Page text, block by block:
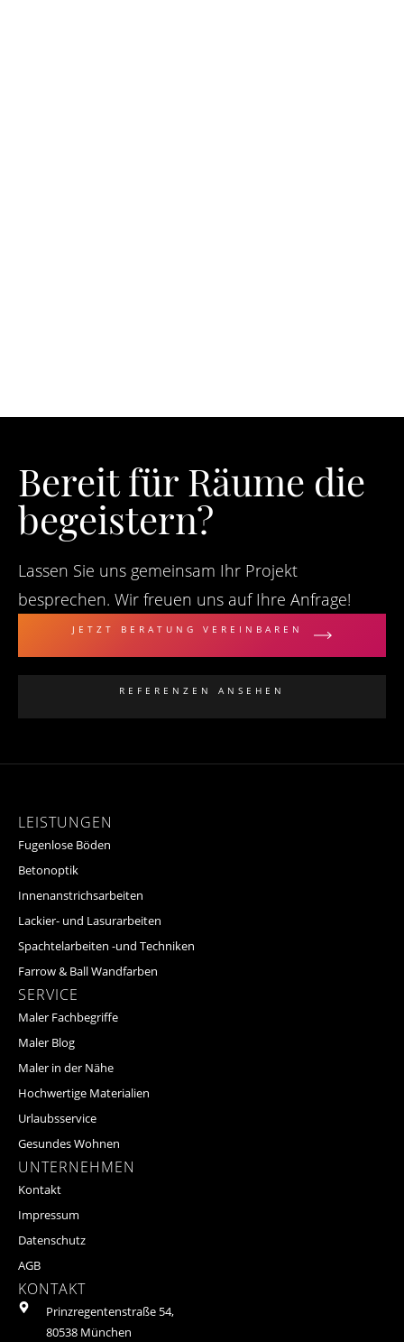
Bereit für Räume die
begeistern?
Lassen Sie uns gemeinsam Ihr Projekt
besprechen. Wir freuen uns auf Ihre Anfrage!
JETZT BERATUNG VEREINBAREN
REFERENZEN ANSEHEN
LEISTUNGEN
Fugenlose Böden
Betonoptik
Innenanstrichsarbeiten
Lackier- und Lasurarbeiten
Spachtelarbeiten -und Techniken
Farrow & Ball Wandfarben
SERVICE
Maler Fachbegriffe
Maler Blog
Maler in der Nähe
Hochwertige Materialien
Urlaubsservice
Gesundes Wohnen
UNTERNEHMEN
Kontakt
Impressum
Datenschutz
AGB
KONTAKT
Prinzregentenstraße 54,
80538 München